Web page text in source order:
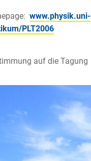
www.physik.uni-
PLT2006
auf die Tagung